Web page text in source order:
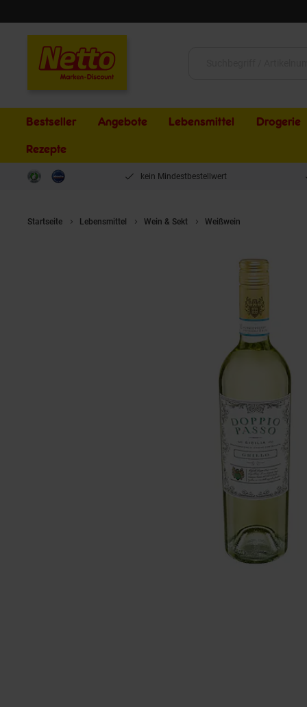
Bestseller Angebote Lebensmittel Drogerie
Rezepte
kein Mindestbestellwert
Startseite Lebensmittel Wein & Sekt Weißwein